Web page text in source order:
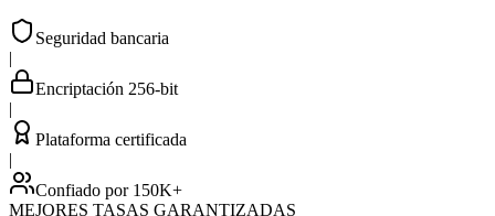
Seguridad bancaria
|
Encriptación 256-bit
|
Plataforma certificada
|
Confiado por 150K+
MEJORES TASAS GARANTIZADAS